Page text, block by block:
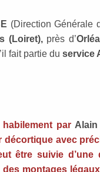
(Direction Générale
(Loiret),près d’
fait partie du service
par Alain
décortique avec
être suivie
montages